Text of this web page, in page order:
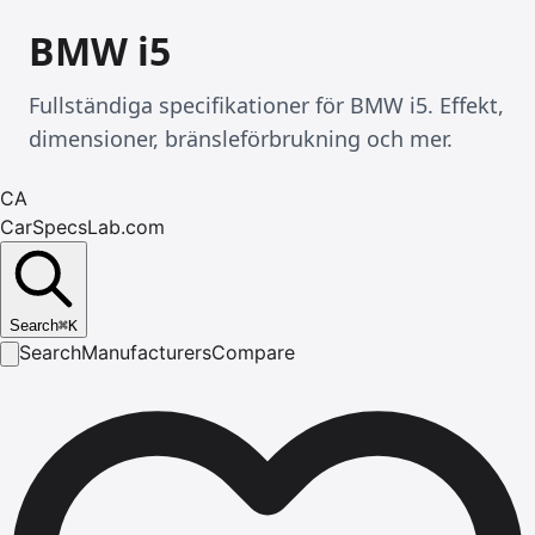
BMW i5
Fullständiga specifikationer för BMW i5. Effekt,
dimensioner, bränsleförbrukning och mer.
CA
CarSpecsLab.com
Search⌘K
SearchManufacturersCompare